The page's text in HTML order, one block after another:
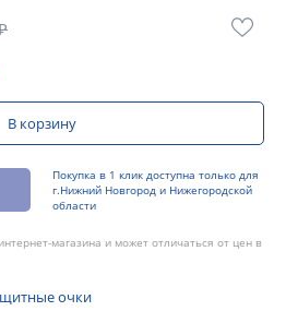
В корзину
Покупка в 1 клик доступна только для
г.Нижний Новгород и Нижегородской
области
магазина и может отличаться от цен в
очки